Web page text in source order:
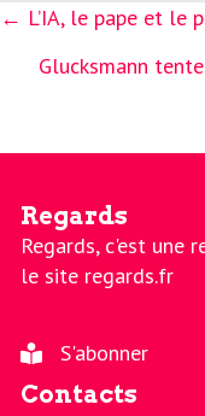
Posts
← L’IA, le pape et le
Glucksmann
Regards
Regards, c'est une
le site regards.fr
S'abonner
Contacts